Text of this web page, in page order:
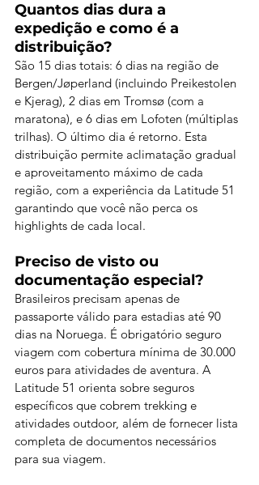
Quantos dias dura a
expedição e como é a
distribuição?
São 15 dias totais: 6 dias na região de
Bergen/Jøperland (incluindo Preikestolen
e Kjerag), 2 dias em Tromsø (com a
maratona), e 6 dias em Lofoten (múltiplas
trilhas). O último dia é retorno. Esta
distribuição permite aclimatação gradual
e aproveitamento máximo de cada
região, com a experiência da Latitude 51
garantindo que você não perca os
highlights de cada local.
Preciso de visto ou
documentação especial?
Brasileiros precisam apenas de
passaporte válido para estadias até 90
dias na Noruega. É obrigatório seguro
viagem com cobertura mínima de 30.000
euros para atividades de aventura. A
Latitude 51 orienta sobre seguros
específicos que cobrem trekking e
atividades outdoor, além de fornecer lista
completa de documentos necessários
para sua viagem.